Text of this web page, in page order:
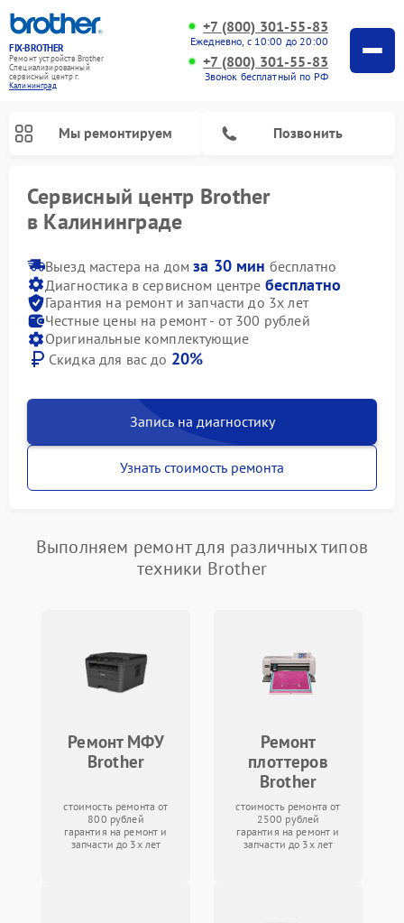
FIX-BROTHER
Ремонт устройств Brother
Специализированный
cервисный центр г.
Калининград
+7 (800) 301-55-83
Ежедневно, с 10:00 до 20:00
+7 (800) 301-55-83
Звонок бесплатный по РФ
Мы ремонтируем Позвонить
Сервисный центр Brother
в Калининграде
Выезд мастера на домза 30 мин бесплатно
Диагностика в сервисном центре бесплатно
Гарантия на ремонт и запчасти до 3х лет
Честные цены на ремонт - от 300 рублей
Оригинальные комплектующие
Скидка для вас до 20%
Запись на диагностику
Узнать стоимость ремонта
Выполняем ремонт для различных типов
техники Brother
Ремонт МФУ
Brother
стоимость ремонта от
800 рублей
гарантия на ремонт и
запчасти до 3х лет
Ремонт
плоттеров
Brother
стоимость ремонта от
2500 рублей
гарантия на ремонт и
запчасти до 3х лет